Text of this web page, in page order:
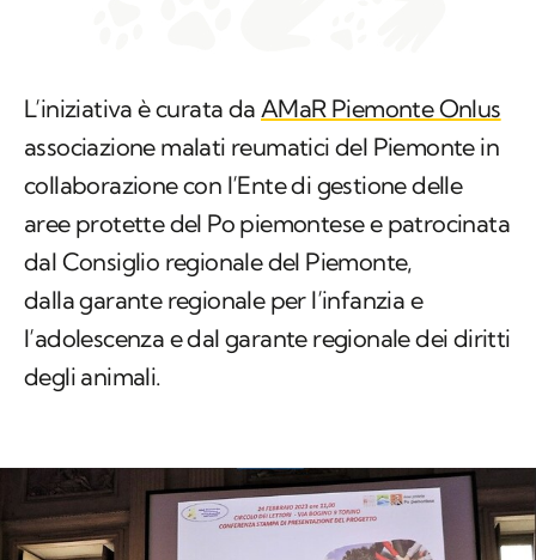
L’iniziativa è curata da AMaR Piemonte Onlus
associazione malati reumatici del Piemonte in
collaborazione con l’Ente di gestione delle
aree protette del Po piemontese e patrocinata
dal Consiglio regionale del Piemonte,
dalla garante regionale per l’infanzia e
l’adolescenza e dal garante regionale dei diritti
degli animali.